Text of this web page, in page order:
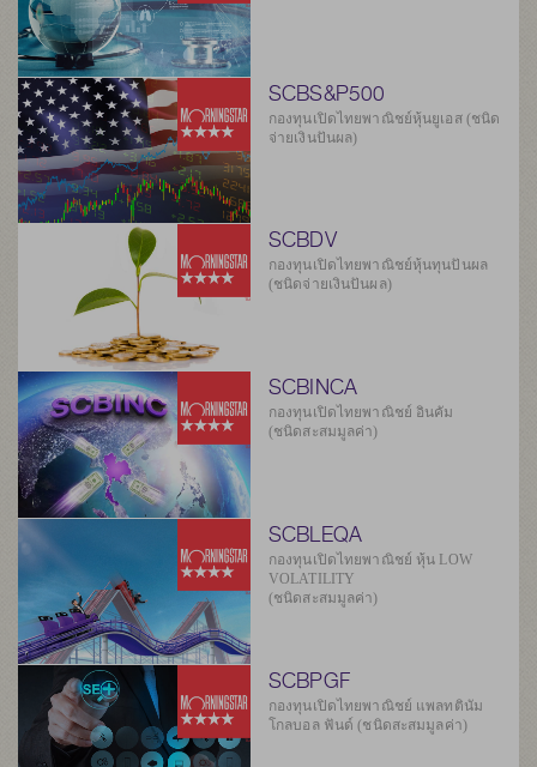
SCBS&P500
กองทุนเปิดไทยพาณิชย์หุ้นยูเอส (ชนิด
จ่ายเงินปันผล)
SCBDV
กองทุนเปิดไทยพาณิชย์หุ้นทุนปันผล
(ชนิดจ่ายเงินปันผล)
SCBINCA
กองทุนเปิดไทยพาณิชย์ อินคัม
(ชนิดสะสมมูลค่า)
SCBLEQA
กองทุนเปิดไทยพาณิชย์ หุ้น LOW
VOLATILITY
(ชนิดสะสมมูลค่า)
SCBPGF
กองทุนเปิดไทยพาณิชย์ แพลทตินัม
โกลบอล ฟันด์ (ชนิดสะสมมูลค่า)